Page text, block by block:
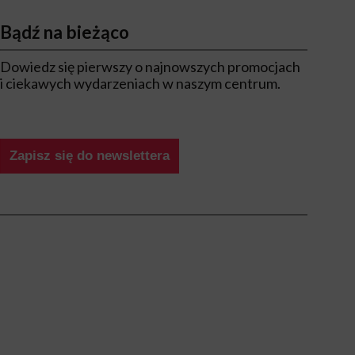
Bądź na bieżąco
Dowiedz się pierwszy o najnowszych promocjach
i ciekawych wydarzeniach w naszym centrum.
Zapisz się do newslettera